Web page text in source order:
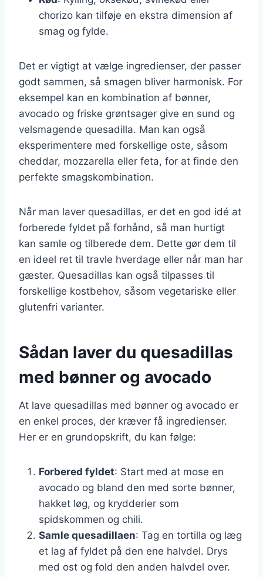
chorizo kan tilføje en ekstra dimension af
smag og fylde.
Det er vigtigt at vælge ingredienser, der passer
godt sammen, så smagen bliver harmonisk. For
eksempel kan en kombination af bønner,
avocado og friske grøntsager give en sund og
velsmagende quesadilla. Man kan også
eksperimentere med forskellige oste, såsom
cheddar, mozzarella eller feta, for at finde den
perfekte smagskombination.
Når man laver quesadillas, er det en god idé at
forberede fyldet på forhånd, så man hurtigt
kan samle og tilberede dem. Dette gør dem til
en ideel ret til travle hverdage eller når man har
gæster. Quesadillas kan også tilpasses til
forskellige kostbehov, såsom vegetariske eller
glutenfri varianter.
Sådan laver du quesadillas
med bønner og avocado
At lave quesadillas med bønner og avocado er
en enkel proces, der kræver få ingredienser.
Her er en grundopskrift, du kan følge:
Forbered fyldet: Start med at mose en
avocado og bland den med sorte bønner,
hakket løg, og krydderier som
spidskommen og chili.
Samle quesadillaen: Tag en tortilla og læg
et lag af fyldet på den ene halvdel. Drys
med ost og fold den anden halvdel over.